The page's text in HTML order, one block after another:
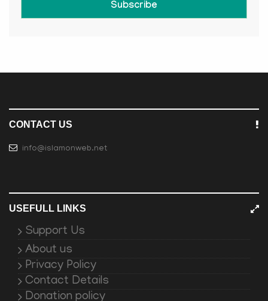
Subscribe
CONTACT US
info@islamonweb.net
USEFULL LINKS
Support Us
About us
Privacy Policy
Contact Details
Donation policy